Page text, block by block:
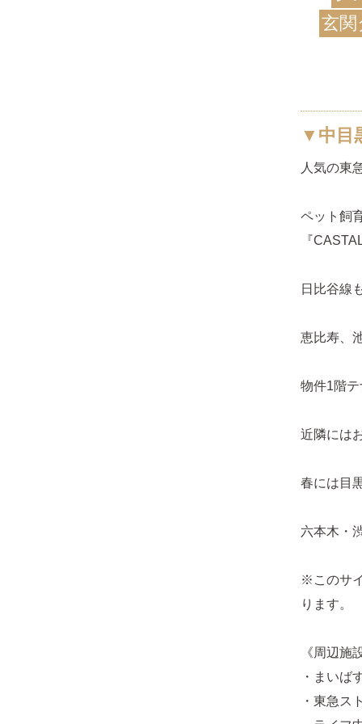
玄
▼中目
人気の東
ペット飼
『
日比谷線
恵比寿、
物件1階
近隣には
春には目
六本木・
※このサ
ります。
《周辺施
・まいば
・東急ス